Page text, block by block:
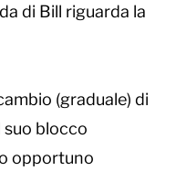
di Bill riguarda la
(graduale) di
blocco
opportuno